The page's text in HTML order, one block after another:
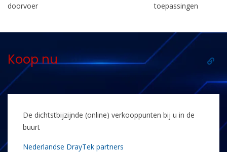
doorvoer
toepassingen
Koop nu
De dichtstbijzijnde (online) verkooppunten bij u in de
buurt
Nederlandse DrayTek partners